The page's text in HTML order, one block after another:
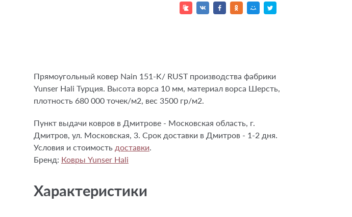
Прямоугольный ковер Nain 151-K/ RUST производства фабрики
Yunser Hali Турция. Высота ворса 10 мм, материал ворса Шерсть,
плотность 680 000 точек/м2, вес 3500 гр/м2.
Пункт выдачи ковров в Дмитрове - Московская область, г.
Дмитров, ул. Московская, 3. Срок доставки в Дмитров - 1-2 дня.
Условия и стоимость доставки
Бренд: Ковры Yunser Hali
Характеристики